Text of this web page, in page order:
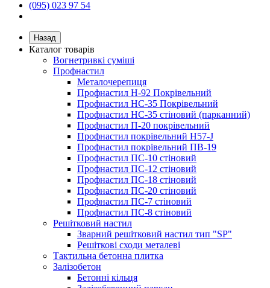
(095) 023 97 54
Назад
Каталог товарів
Вогнетривкі суміші
Профнастил
Металочерепиця
Профнастил Н-92 Покрівельний
Профнастил НС-35 Покрівельний
Профнастил НС-35 стіновий (парканний)
Профнастил П-20 покрівельний
Профнастил покрівельний H57-J
Профнастил покрівельний ПВ-19
Профнастил ПС-10 стіновий
Профнастил ПС-12 стіновий
Профнастил ПС-18 стіновий
Профнастил ПС-20 стіновий
Профнастил ПС-7 стіновий
Профнастил ПС-8 стіновий
Решітковий настил
Зварний решітковий настил тип "SP"
Решіткові сходи металеві
Тактильна бетонна плитка
Залізобетон
Бетонні кільця